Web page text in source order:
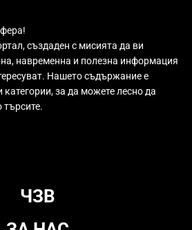
създаден с мисията да ви
навременна и полезна информация
Нашето съдържание е
за да можете лесно да
търсите.
ЧЗВ